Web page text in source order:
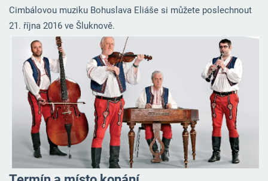
Cimbálovou muziku Bohuslava Eliáše si můžete poslechnout
21. října 2016 ve Šluknově.